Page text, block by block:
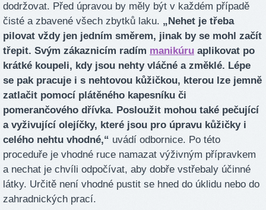
dodržovat. Před úpravou by měly být v každém případě
čisté a zbavené všech zbytků laku. „Nehet je třeba
pilovat vždy jen jedním směrem, jinak by se mohl začít
třepit. Svým zákaznicím radím manikúru aplikovat po
krátké koupeli, kdy jsou nehty vláčné a změklé. Lépe
se pak pracuje i s nehtovou kůžičkou, kterou lze jemně
zatlačit pomocí plátěného kapesníku či
pomerančového dřívka. Posloužit mohou také pečující
a vyživující olejíčky, které jsou pro úpravu kůžičky i
celého nehtu vhodné,“ uvádí odbornice. Po této
proceduře je vhodné ruce namazat výživným přípravkem
a nechat je chvíli odpočívat, aby dobře vstřebaly účinné
látky. Určitě není vhodné pustit se hned do úklidu nebo do
zahradnických prací.